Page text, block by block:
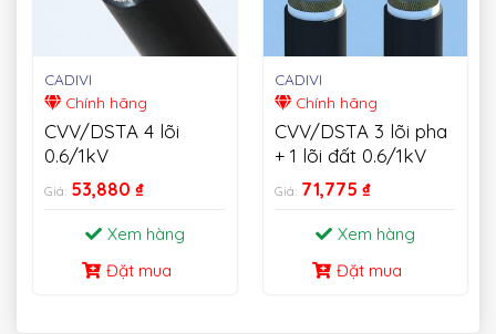
CADIVI
Chính hãng
CVV/DSTA 4 lõi
0.6/1kV
Giá: 53,880 ₫
Xem hàng
Đặt mua
CADIVI
Chính hãng
CVV/DSTA 3 lõi pha
+ 1 lõi đất 0.6/1kV
Giá: 71,775 ₫
Xem hàng
Đặt mua